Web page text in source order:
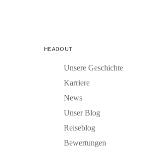
HEADOUT
Unsere Geschichte
Karriere
News
Unser Blog
Reiseblog
Bewertungen